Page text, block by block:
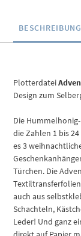
BESCHREIBUNG
Plotterdatei
Design zum
Die
die Zahlen 1 bis
es 3
Türchen. Die
auch aus
Schachteln,
Leder! Und ganz